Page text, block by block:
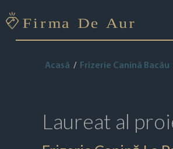
Acasă Frizerie Canină Bacău
Laureat al